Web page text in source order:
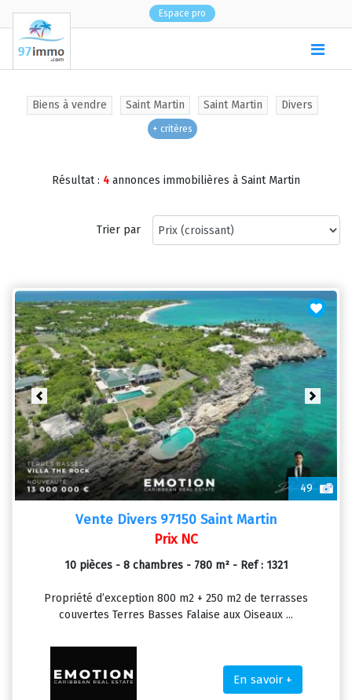
Espace pro
Biens à vendre Saint Martin Saint Martin Divers
+ critères
Résultat : 4 annonces immobilières à Saint Martin
Trier par
49
Previous Next
Vente Divers 97150 Saint Martin
Prix NC
10 pièces - 8 chambres - 780 m² - Ref : 1321
Propriété d’exception 800 m2 + 250 m2 de terrasses
couvertes Terres Basses Falaise aux Oiseaux ...
En savoir +